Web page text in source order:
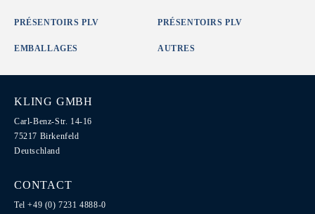
PRÉSENTOIRS PLV PRÉSENTOIRS PLV
EMBALLAGES AUTRES
KLING GMBH
Carl-Benz-Str. 14-16
75217 Birkenfeld
Deutschland
CONTACT
Tel +49 (0) 7231 4888-0